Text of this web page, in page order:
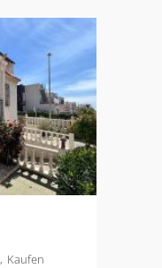
Kaufen